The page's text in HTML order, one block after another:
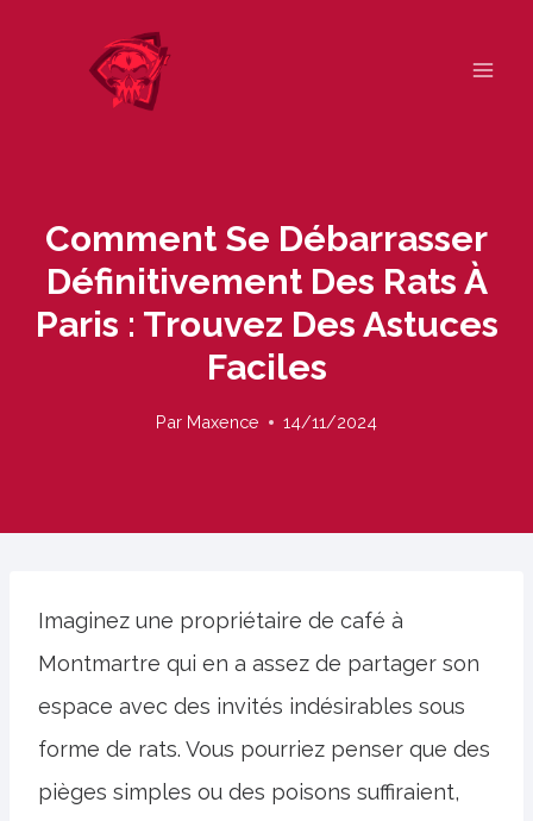
Comment Se Débarrasser
Définitivement Des Rats À
Paris : Trouvez Des Astuces
Faciles
Par Maxence 14/11/2024
Imaginez une propriétaire de café à
Montmartre qui en a assez de partager son
espace avec des invités indésirables sous
forme de rats. Vous pourriez penser que des
pièges simples ou des poisons suffiraient,